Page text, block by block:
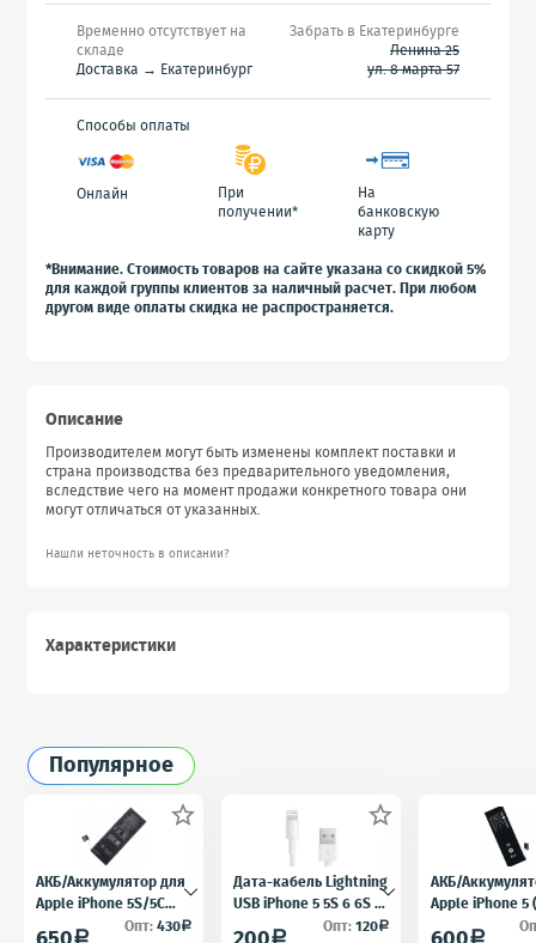
Временно отсутствует на
складе
Доставка → Екатеринбург
Забрать в Екатеринбурге
Ленина 25
ул. 8 марта 57
Способы оплаты
Онлайн
При
получении*
На
банковскую
карту
*Внимание. Стоимость товаров на сайте указана со скидкой 5%
для каждой группы клиентов за наличный расчет. При любом
другом виде оплаты скидка не распространяется.
Описание
Производителем могут быть изменены комплект поставки и
страна производства без предварительного уведомления,
вследствие чего на момент продажи конкретного товара они
могут отличаться от указанных.
Нашли неточность в описании?
Характеристики
Популярное

АКБ/Аккумулятор для
Apple iPhone 5S/5C
(Айфон 5C/5Ц) тех.
a Опт:430a

Дата-кабель Lightning
USB iPhone 5 5S 6 6S 7
для iPad 4 iPad mini
a Опт:120a
АКБ/
Apple iPhone
5) тех.
a